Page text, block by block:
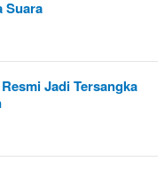
Suara
Jadi Tersangka